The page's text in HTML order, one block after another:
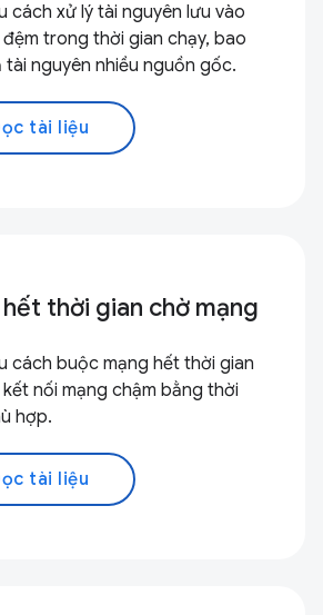
cách xử lý tài nguyên lưu vào
trong thời gian chạy, bao
tài nguyên nhiều nguồn gốc.
tài liệu
hết thời gian chờ mạng
cách buộc mạng hết thời gian
nối mạng chậm bằng thời
hợp.
tài liệu